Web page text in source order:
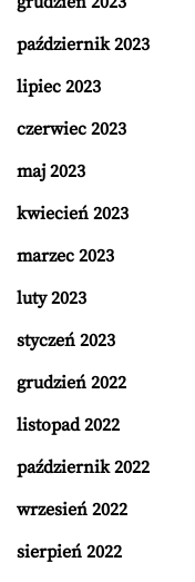
październik 2023
lipiec 2023
czerwiec 2023
maj 2023
kwiecień 2023
marzec 2023
luty 2023
styczeń 2023
grudzień 2022
listopad 2022
październik 2022
wrzesień 2022
sierpień 2022